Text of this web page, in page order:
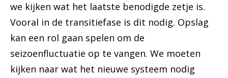
we kijken wat het laatste benodigde zetje is.
Vooral in de transitiefase is dit nodig. Opslag
kan een rol gaan spelen om de
seizoenfluctuatie op te vangen. We moeten
kijken naar wat het nieuwe systeem nodig